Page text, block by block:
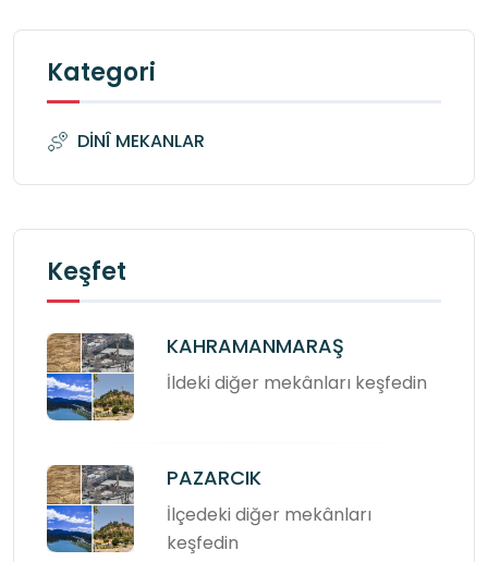
Kategori
DİNÎ MEKANLAR
Keşfet
KAHRAMANMARAŞ
İldeki diğer mekânları keşfedin
PAZARCIK
İlçedeki diğer mekânları
keşfedin